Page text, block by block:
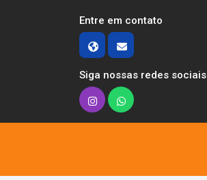
Entre em contato
Siga nossas redes sociais